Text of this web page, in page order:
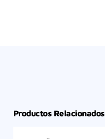
Productos Relacionados